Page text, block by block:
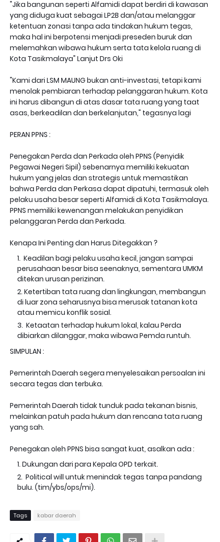
"Jika bangunan seperti Alfamidi dapat berdiri di kawasan
yang diduga kuat sebagai LP2B dan/atau melanggar
ketentuan zonasi tanpa ada tindakan hukum tegas,
maka hal ini berpotensi menjadi preseden buruk dan
melemahkan wibawa hukum serta tata kelola ruang di
Kota Tasikmalaya" Lanjut Drs Oki
"Kami dari LSM MAUNG bukan anti-investasi, tetapi kami
menolak pembiaran terhadap pelanggaran hukum. Kota
ini harus dibangun di atas dasar tata ruang yang taat
asas, berkeadilan dan berkelanjutan," tegasnya lagi
PERAN PPNS :
Penegakan Perda dan Perkada oleh PPNS (Penyidik
Pegawai Negeri Sipil) sebenarnya memiliki kekuatan
hukum yang jelas dan strategis untuk memastikan
bahwa Perda dan Perkasa dapat dipatuhi, termasuk oleh
pelaku usaha besar seperti Alfamidi di Kota Tasikmalaya.
PPNS memiliki kewenangan melakukan penyidikan
pelanggaran Perda dan Perkada.
Kenapa Ini Penting dan Harus Ditegakkan ?
Keadilan bagi pelaku usaha kecil, jangan sampai
perusahaan besar bisa seenaknya, sementara UMKM
ditekan urusan perizinan.
Ketertiban tata ruang dan lingkungan, membangun
di luar zona seharusnya bisa merusak tatanan kota
atau memicu konflik sosial.
Ketaatan terhadap hukum lokal, kalau Perda
dibiarkan dilanggar, maka wibawa Pemda runtuh.
SIMPULAN :
Pemerintah Daerah segera menyelesaikan persoalan ini
secara tegas dan terbuka.
Pemerintah Daerah tidak tunduk pada tekanan bisnis,
melainkan patuh pada hukum dan rencana tata ruang
yang sah.
Penegakan oleh PPNS bisa sangat kuat, asalkan ada :
Dukungan dari para Kepala OPD terkait.
Political will untuk menindak tegas tanpa pandang
bulu. (tim/ybs/ops/mi).
Tags kabar daerah